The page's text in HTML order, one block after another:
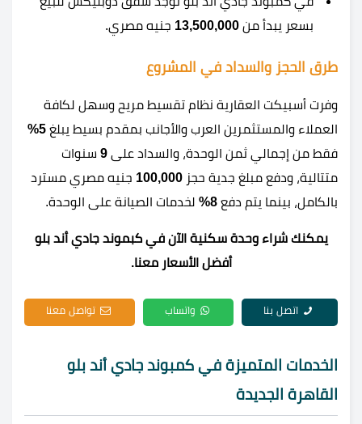
بسعر يبدأ من 13,500,000 جنيه مصري.
طرق الحجز والسداد في المشروع
وفرت أسبيكت العقارية نظام تقسيط مريح وسهل لكافة
العملاء والمستثمرين العرب والأجانب بمقدم بسيط يبلغ 5%
فقط من إجمالي ثمن الوحدة، والسداد على 9 سنوات
متتالية، ودفع مبلغ جدية حجز 100,000 جنيه مصري مسترد
بالكامل، بينما يتم دفع 8% لخدمات الصيانة على الوحدة.
يمكنك شراء وحدة سكنية الآن في كبموند جادي أند بلو
أفضل الأسعار معنا.
اتصل بنا واتساب تواصل معنا
الخدمات المتميزة في كمبوند جادي أند بلو
القاهرة الجديدة